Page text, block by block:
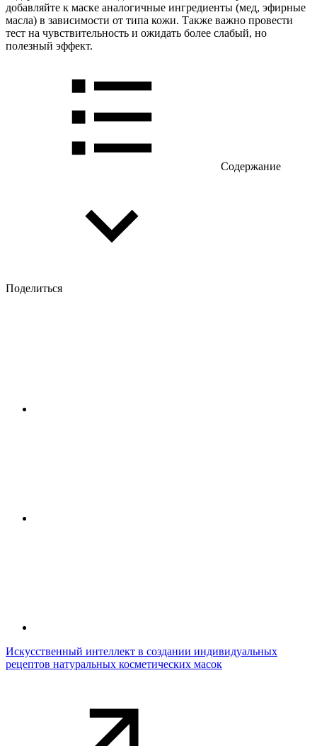
добавляйте к маске аналогичные ингредиенты (мед, эфирные
масла) в зависимости от типа кожи. Также важно провести
тест на чувствительность и ожидать более слабый, но
полезный эффект.
Содержание
Поделиться
Искусственный интеллект в создании индивидуальных
рецептов натуральных косметических масок